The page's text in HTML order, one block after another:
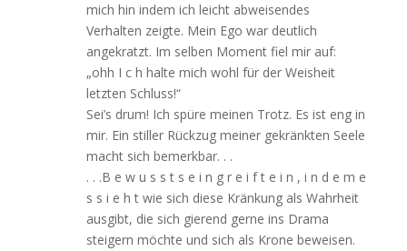
mich hin indem ich leicht abweisendes
Verhalten zeigte. Mein Ego war deutlich
angekratzt. Im selben Moment fiel mir auf:
„ohh I c h halte mich wohl für der Weisheit
letzten Schluss!“
Sei’s drum! Ich spüre meinen Trotz. Es ist eng in
mir. Ein stiller Rückzug meiner gekränkten Seele
macht sich bemerkbar. . .
. . .B e w u s s t s e i n g r e i f t e i n , i n d e m e
s s i e h t wie sich diese Kränkung als Wahrheit
ausgibt, die sich gierend gerne ins Drama
steigern möchte und sich als Krone beweisen.